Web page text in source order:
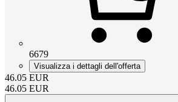
6679
Visualizza i dettagli dell'offerta
46.05 EUR
46.05 EUR